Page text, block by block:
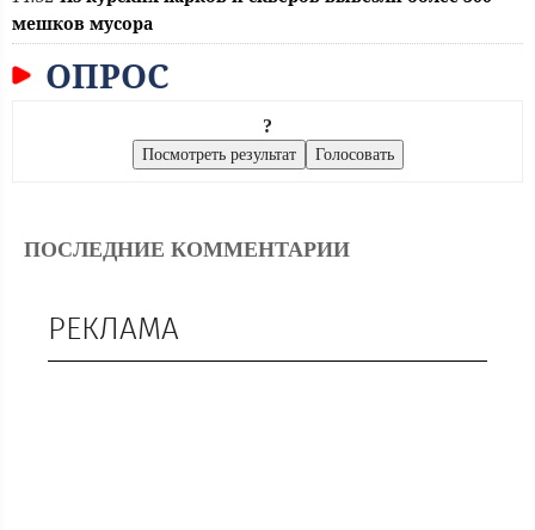
мешков мусора
ОПРОС
?
ПОСЛЕДНИЕ КОММЕНТАРИИ
РЕКЛАМА